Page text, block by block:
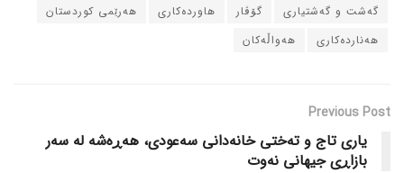
گه‌شت و گه‌شتیاری
گۆڤار هاورده‌کاری
هه‌رێمی کوردستان
هه‌نارده‌کاری
هه‌واڵه‌کان
Previous Post
یاری تاج و ته‌ختی خانه‌دانی سه‌عودی، هه‌ڕه‌شه‌ له‌ سه‌ر
بازاڕی جیهانی نه‌وت